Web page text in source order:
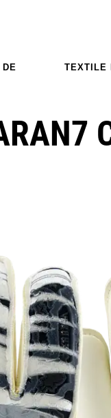
TEXTILE